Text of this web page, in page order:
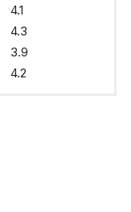
4.1
4.3
3.9
4.2